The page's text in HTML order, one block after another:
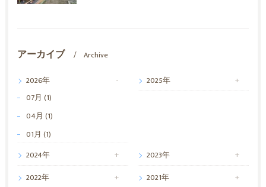
アーカイブ Archive
2026年
07月 (1)
04月 (1)
01月 (1)
2025年
2024年
2023年
2022年
2021年